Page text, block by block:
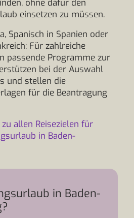
ohne dafür den
einsetzen zu müssen.
Spanisch in Spanien oder
Für zahlreiche
passende Programme zur
bei der Auswahl
und stellen die
für die Beantragung
allen Reisezielen für
in Baden-
in Baden-